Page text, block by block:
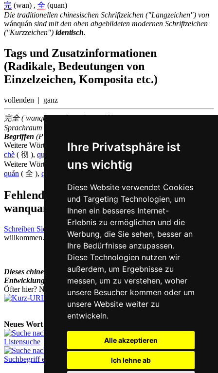
Ihre Privatsphäre ist
uns wichtig
Diese Website verwendet Cookies
und Targeting Technologien, um
Ihnen ein besseres Internet-
Erlebnis zu ermöglichen und die
Werbung, die Sie sehen, besser an
Ihre Bedürfnisse anzupassen.
Diese Technologien nutzen wir
außerdem, um Ergebnisse zu
messen, um zu verstehen, woher
unsere Besucher kommen oder um
unsere Website weiter zu
entwickeln.
Alle akzeptieren
Ich lehne ab
完 (wan) , 全 (quan)
Die traditionellen chinesischen Schriftzeichen ("Langzeichen") von
wánquán sind mit den oben abgebildeten modernen Schriftzeichen
("Kurzzeichen") identisch.
Tags und Zusatzinformationen
(Radikale, Bedeutungen von
Einzelzeichen, Komposita etc.)
vollenden | ganz
完全 ( wanquan / wánquán ) gehört zu den100im chinesischen
Sprachraum am
Begriffen (Platz
Weitere Wörter, die ebenfallskomplett auf Chinesischbedeuten
chè ( 彻 ), quán
Weitere Wörter, die ebenfallsganz auf Chinesisch
quán ( 全 ), quánbù ( 十分 ),
Fehlende oder falsche Übersetzung für
wanquan auf Deutsch melden
Schreiben Sie uns!
Ihr Feedback und konstruktive Kritik sind stets
willkommen.
Dieses chinesisch-deutsche Wörterbuch befindet sich noch in der
Entwicklung und wird laufend ergänzt und erweitert.
Öfter hier? Nutzen Sie unsereKurz-URL chi.nesis.ch
Neues Wort nachschlagen:
Listensuche
Suchbegriff eingeben